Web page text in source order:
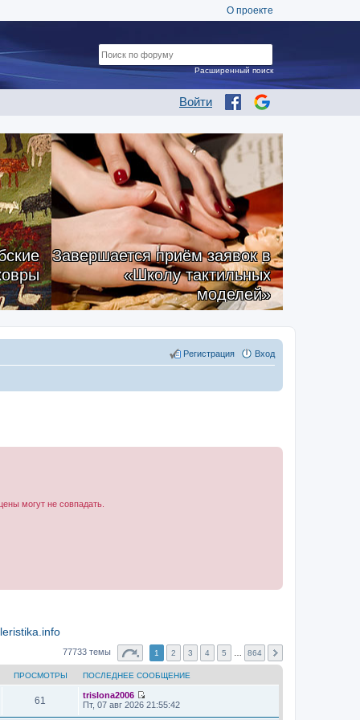
О проекте
Войти
Расширенный поиск
Завершается приём заявок в
«Школу тактильных
моделей»
Вход
Регистрация
могут не совпадать.
77733 темы 1 2 3 4 5 864
ПРОСМОТРЫ ПОСЛЕДНЕЕ СООБЩЕНИЕ
61
trislona2006
П
Пт, 07 авг 2026 21:55:42